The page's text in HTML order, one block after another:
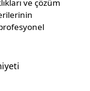
ve çözüm